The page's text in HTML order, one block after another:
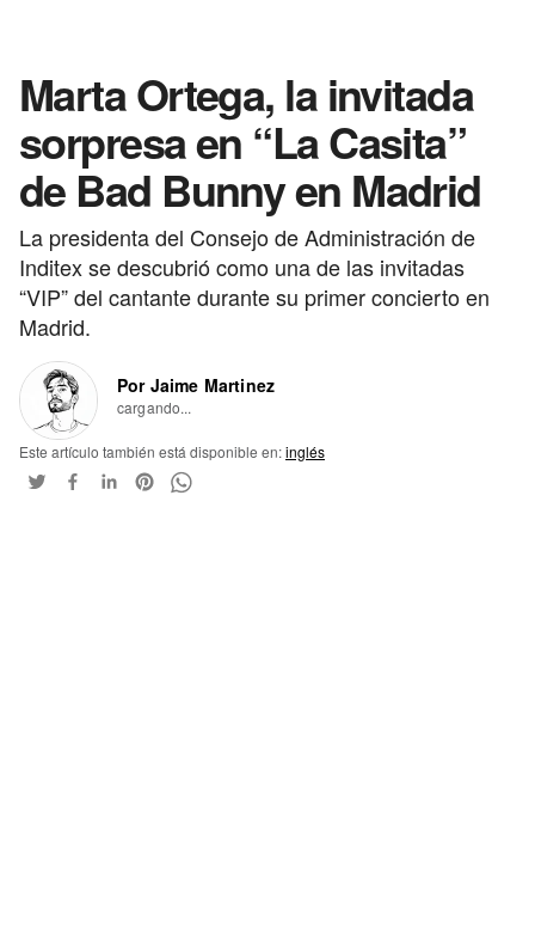
Marta Ortega, la invitada
sorpresa en “La Casita”
de Bad Bunny en Madrid
La presidenta del Consejo de Administración de
Inditex se descubrió como una de las invitadas
“VIP” del cantante durante su primer concierto en
Madrid.
Por Jaime Martinez
cargando...
Este artículo también está disponible en:inglés